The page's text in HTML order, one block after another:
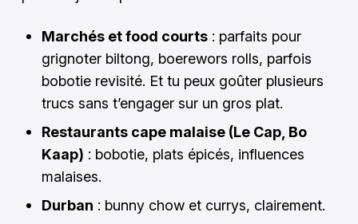
Marchés et food courts : parfaits pour
grignoter biltong, boerewors rolls, parfois
bobotie revisité. Et tu peux goûter plusieurs
trucs sans t’engager sur un gros plat.
Restaurants cape malaise (Le Cap, Bo
Kaap) : bobotie, plats épicés, influences
malaises.
Durban : bunny chow et currys, clairement.